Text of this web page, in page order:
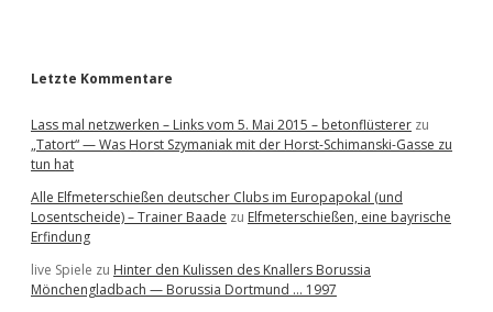
Letzte Kommentare
Lass mal netzwerken – Links vom 5. Mai 2015 – betonflüsterer zu
„Tatort“ — Was Horst Szymaniak mit der Horst-Schimanski-Gasse zu
tun hat
Alle Elfmeterschießen deutscher Clubs im Europapokal (und
Losentscheide) – Trainer Baade zu Elfmeterschießen, eine bayrische
Erfindung
live Spiele zu Hinter den Kulissen des Knallers Borussia
Mönchengladbach — Borussia Dortmund … 1997